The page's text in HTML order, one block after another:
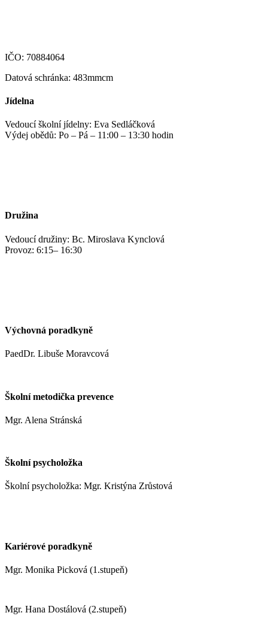
IČO: 70884064
Datová schránka: 483mmcm
Jídelna
Vedoucí školní jídelny: Eva Sedláčková
Výdej obědů: Po – Pá – 11:00 – 13:30 hodin
Družina
Vedoucí družiny: Bc. Miroslava Kynclová
Provoz: 6:15– 16:30
Výchovná poradkyně
PaedDr. Libuše Moravcová
Školní metodička prevence
Mgr. Alena Stránská
Školní psycholožka
Školní psycholožka: Mgr. Kristýna Zrůstová
Kariérové poradkyně
Mgr. Monika Picková (1.stupeň)
Mgr. Hana Dostálová (2.stupeň)